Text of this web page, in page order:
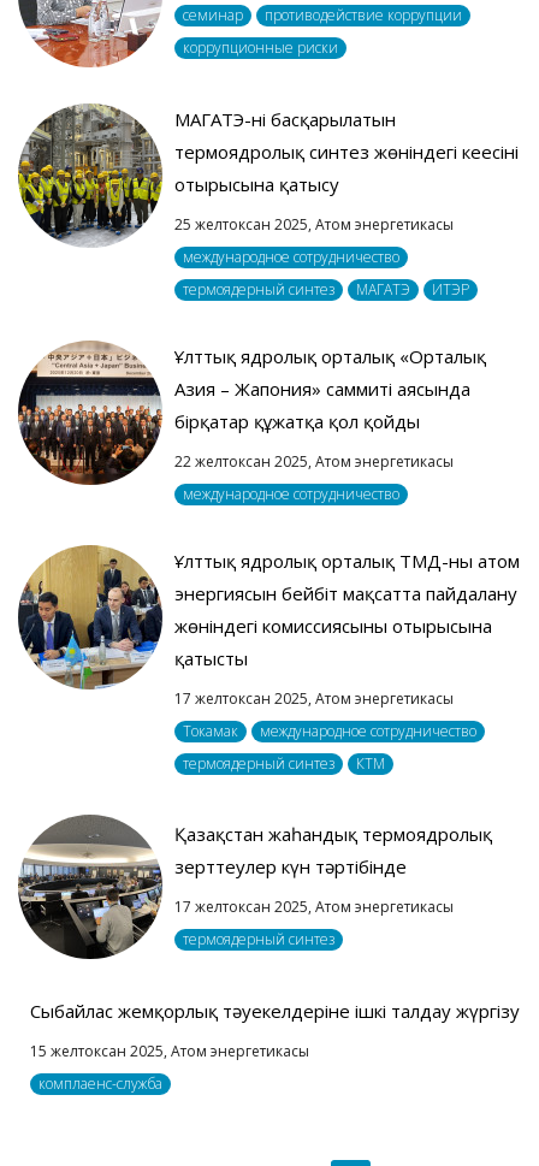
семинар
противодействие коррупции
коррупционные риски
МАГАТЭ-нің басқарылатын
термоядролық синтез жөніндегі кеңесінің
отырысына қатысу
25 желтоксан 2025, Атом энергетикасы
международное сотрудничество
термоядерный синтез
МАГАТЭ ИТЭР
Ұлттық ядролық орталық «Орталық
Азия – Жапония» саммиті аясында
бірқатар құжатқа қол қойды
22 желтоксан 2025, Атом энергетикасы
международное сотрудничество
Ұлттық ядролық орталық ТМД-ның атом
энергиясын бейбіт мақсатта пайдалану
жөніндегі комиссиясының отырысына
қатысты
17 желтоксан 2025, Атом энергетикасы
Токамак
международное сотрудничество
термоядерный синтез
КТМ
Қазақстан жаһандық термоядролық
зерттеулер күн тәртібінде
17 желтоксан 2025, Атом энергетикасы
термоядерный синтез
Сыбайлас жемқорлық тәуекелдеріне ішкі талдау жүргізу
15 желтоксан 2025, Атом энергетикасы
комплаенс-служба